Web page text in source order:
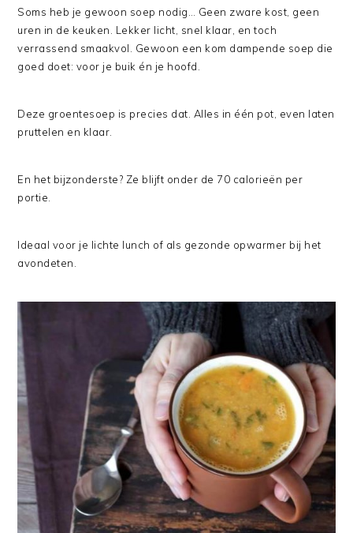
Soms heb je gewoon soep nodig… Geen zware kost, geen
uren in de keuken. Lekker licht, snel klaar, en toch
verrassend smaakvol. Gewoon een kom dampende soep die
goed doet: voor je buik én je hoofd.
Deze groentesoep is precies dat. Alles in één pot, even laten
pruttelen en klaar.
En het bijzonderste? Ze blijft onder de 70 calorieën per
portie.
Ideaal voor je lichte lunch of als gezonde opwarmer bij het
avondeten.